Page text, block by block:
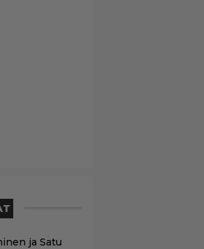
ja Satu